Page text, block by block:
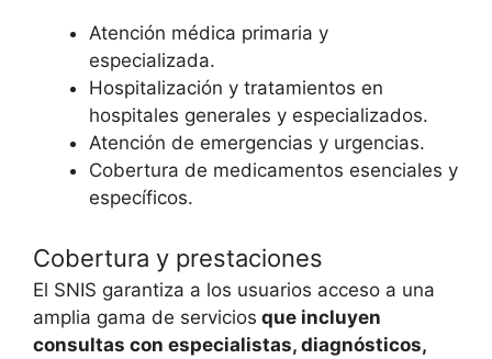
Atención médica primaria y
especializada.
Hospitalización y tratamientos en
hospitales generales y especializados.
Atención de emergencias y urgencias.
Cobertura de medicamentos esenciales y
específicos.
Cobertura y prestaciones
El SNIS garantiza a los usuarios acceso a una
amplia gama de servicios que incluyen
consultas con especialistas, diagnósticos,